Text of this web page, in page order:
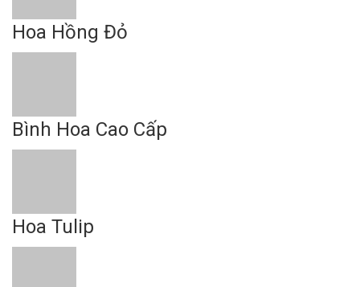
Hoa Hồng Đỏ
Bình Hoa Cao Cấp
Hoa Tulip